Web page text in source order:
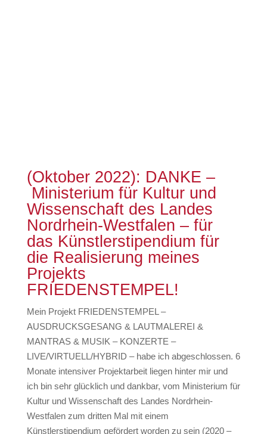
(Oktober 2022): DANKE –
Ministerium für Kultur und
Wissenschaft des Landes
Nordrhein-Westfalen – für
das Künstlerstipendium für
die Realisierung meines
Projekts
FRIEDENSTEMPEL!
Mein Projekt FRIEDENSTEMPEL –
AUSDRUCKSGESANG & LAUTMALEREI &
MANTRAS & MUSIK – KONZERTE –
LIVE/VIRTUELL/HYBRID – habe ich abgeschlossen. 6
Monate intensiver Projektarbeit liegen hinter mir und
ich bin sehr glücklich und dankbar, vom Ministerium für
Kultur und Wissenschaft des Landes Nordrhein-
Westfalen zum dritten Mal mit einem
Künstlerstipendium gefördert worden zu sein (2020 –